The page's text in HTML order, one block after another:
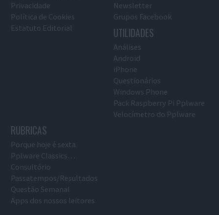
Privacidade
Política de Cookies
Estatuto Editorial
Newsletter
Grupos Facebook
UTILIDADES
Análises
Android
iPhone
Questionários
Windows Phone
Pack Raspberry Pi Pplware
Velocímetro do Pplware
RUBRICAS
Porque hoje é sexta
Pplware Classics…
Consultório
Passatempos/Resultados
Questão Semanal
Apps dos nossos leitores